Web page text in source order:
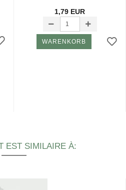
1,79 EUR
WARENKORB
EST SIMILAIRE À: